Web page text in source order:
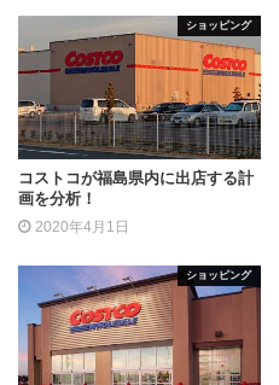
ショッピング
コストコが福島県内に出店する計
画を分析！
2020年4月1日
ショッピング